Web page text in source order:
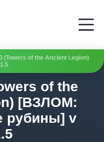
(Towers of the Ancient Legion)
of the
[ВЗЛОМ:
рубины] v